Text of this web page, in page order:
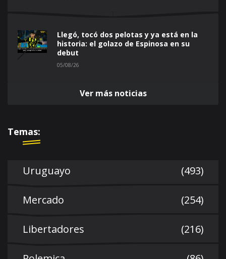
Llegó, tocó dos pelotas y ya está en la
historia: el golazo de Espinosa en su
debut
05/08/26
Ver más noticias
Temas:
Uruguayo (493)
Mercado (254)
Libertadores (216)